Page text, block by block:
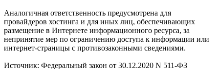
Аналогичная ответственность предусмотрена для
провайдеров хостинга и для иных лиц, обеспечивающих
размещение в Интернете информационного ресурса, за
непринятие мер по ограничению доступа к информации или
интернет-страницы с противозаконными сведениями.
Источник: Федеральный закон от 30.12.2020 N 511-ФЗ